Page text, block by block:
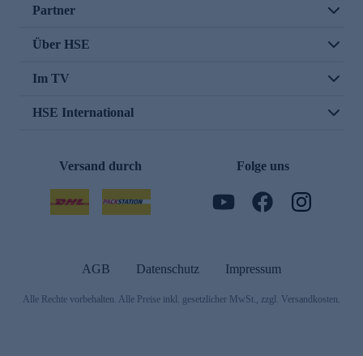
Partner
Über HSE
Im TV
HSE International
Versand durch Folge uns
AGB Datenschutz Impressum
Alle Rechte vorbehalten. Alle Preise inkl. gesetzlicher MwSt., zzgl. Versandkosten.